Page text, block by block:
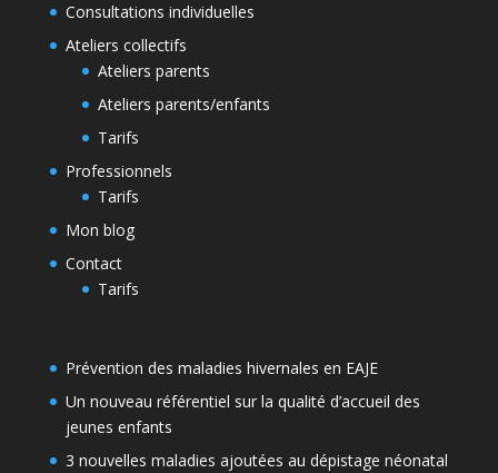
Consultations individuelles
Ateliers collectifs
Ateliers parents
Ateliers parents/enfants
Tarifs
Professionnels
Tarifs
Mon blog
Contact
Tarifs
Prévention des maladies hivernales en EAJE
Un nouveau référentiel sur la qualité d’accueil des
jeunes enfants
3 nouvelles maladies ajoutées au dépistage néonatal